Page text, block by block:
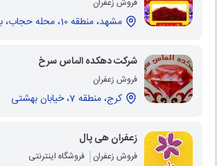
مشهد، منطقه 10، محله حجاب، بلوار حجاب
شرکت دهکده الماس سرخ
فروش زعفران
کرج، منطقه 7، خیابان بهشتی
زعفران هی پال
فروش زعفران فروشگاه اینترنتی